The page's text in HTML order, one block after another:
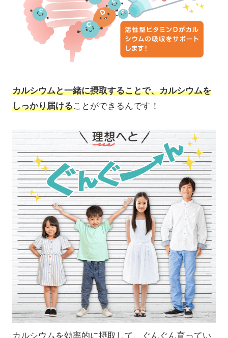
カルシウムと一緒に摂取することで、カルシウムを
しっかり届けることができるんです！
カルシウムを効率的に摂取して、ぐんぐん育ってい